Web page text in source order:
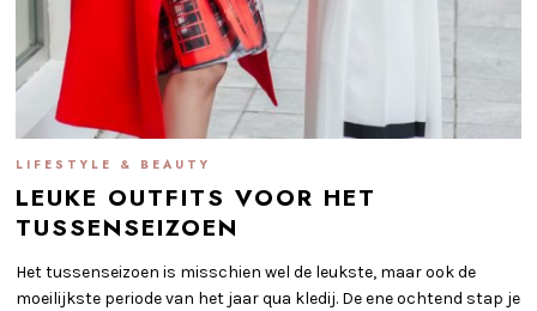
LIFESTYLE & BEAUTY
LEUKE OUTFITS VOOR HET
TUSSENSEIZOEN
Het tussenseizoen is misschien wel de leukste, maar ook de
moeilijkste periode van het jaar qua kledij. De ene ochtend stap je